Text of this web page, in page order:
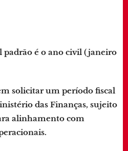
padrão é o ano civil (janeiro
solicitar um período fiscal
das Finanças, sujeito
alinhamento com